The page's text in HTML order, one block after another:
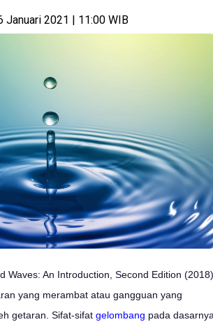
Januari 2021 | 11:00 WIB
Waves: An Introduction, Second Edition
yang merambat atau gangguan yang
getaran. Sifat-sifat gelombang pada